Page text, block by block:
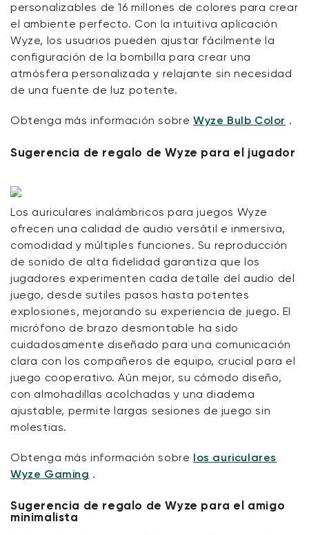
personalizables de 16 millones de colores para crear
el ambiente perfecto. Con la intuitiva aplicación
Wyze, los usuarios pueden ajustar fácilmente la
configuración de la bombilla para crear una
atmósfera personalizada y relajante sin necesidad
de una fuente de luz potente.
Obtenga más información sobre Wyze Bulb Color .
Sugerencia de regalo de Wyze para el jugador
Los auriculares inalámbricos para juegos Wyze
ofrecen una calidad de audio versátil e inmersiva,
comodidad y múltiples funciones. Su reproducción
de sonido de alta fidelidad garantiza que los
jugadores experimenten cada detalle del audio del
juego, desde sutiles pasos hasta potentes
explosiones, mejorando su experiencia de juego. El
micrófono de brazo desmontable ha sido
cuidadosamente diseñado para una comunicación
clara con los compañeros de equipo, crucial para el
juego cooperativo. Aún mejor, su cómodo diseño,
con almohadillas acolchadas y una diadema
ajustable, permite largas sesiones de juego sin
molestias.
Obtenga más información sobre los auriculares
Wyze Gaming .
Sugerencia de regalo de Wyze para el amigo
minimalista